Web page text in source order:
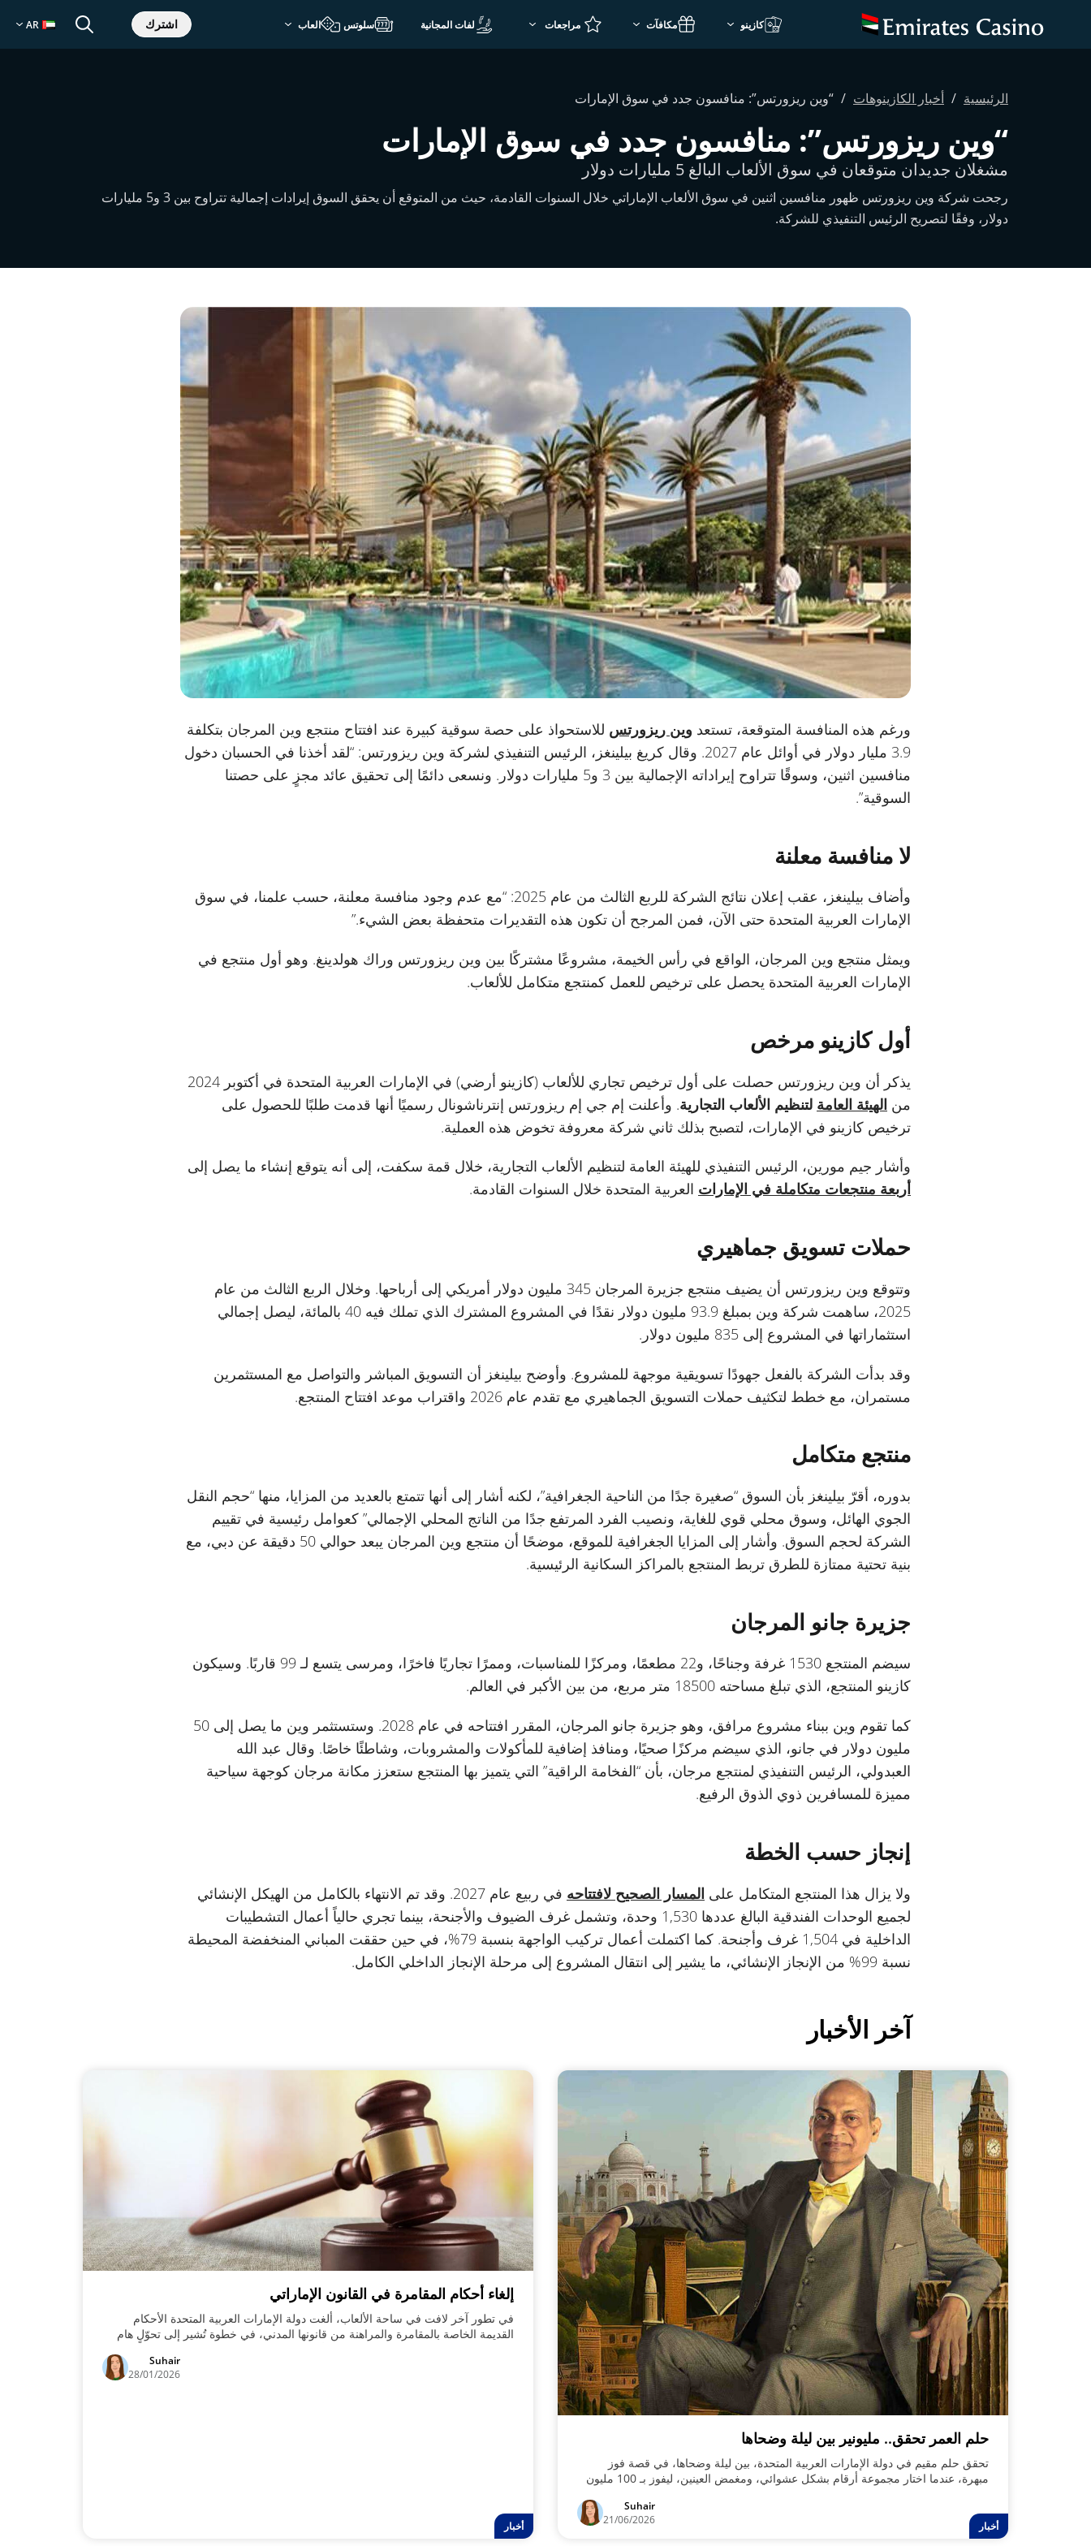
كازينو مكافآت لفات المجانية سلوتس العاب اشترك AR
الرئيسية أخبار الكازينوهات “وين ريزورتس”: منافسون جدد في سوق الإمارات
“وين ريزورتس”: منافسون جدد في سوق الإمارات
مشغلان جديدان متوقعان في سوق الألعاب البالغ 5 مليارات دولار
رجحت شركة وين ريزورتس ظهور منافسين اثنين في سوق الألعاب الإماراتي خلال السنوات القادمة، حيث من المتوقع أن يحقق السوق إيرادات إجمالية تتراوح بين 3 و5 مليارات
دولار، وفقًا لتصريح الرئيس التنفيذي للشركة.
ورغم هذه المنافسة المتوقعة، تستعد وين ريزورتس للاستحواذ على حصة سوقية كبيرة عند افتتاح منتجع وين المرجان بتكلفة
3.9 مليار دولار في أوائل عام 2027. وقال كريغ بيلينغز، الرئيس التنفيذي لشركة وين ريزورتس: “لقد أخذنا في الحسبان دخول
منافسين اثنين، وسوقًا تتراوح إيراداته الإجمالية بين 3 و5 مليارات دولار. ونسعى دائمًا إلى تحقيق عائد مجزٍ على حصتنا
السوقية”.
لا منافسة معلنة
وأضاف بيلينغز، عقب إعلان نتائج الشركة للربع الثالث من عام 2025: “مع عدم وجود منافسة معلنة، حسب علمنا، في سوق
الإمارات العربية المتحدة حتى الآن، فمن المرجح أن تكون هذه التقديرات متحفظة بعض الشيء.”
ويمثل منتجع وين المرجان، الواقع في رأس الخيمة، مشروعًا مشتركًا بين وين ريزورتس وراك هولدينغ. وهو أول منتجع في
الإمارات العربية المتحدة يحصل على ترخيص للعمل كمنتجع متكامل للألعاب.
أول كازينو مرخص
يذكر أن وين ريزورتس حصلت على أول ترخيص تجاري للألعاب (كازينو أرضي) في الإمارات العربية المتحدة في أكتوبر 2024
من الهيئة العامة لتنظيم الألعاب التجارية. وأعلنت إم جي إم ريزورتس إنترناشونال رسميًا أنها قدمت طلبًا للحصول على
ترخيص كازينو في الإمارات، لتصبح بذلك ثاني شركة معروفة تخوض هذه العملية.
وأشار جيم مورين، الرئيس التنفيذي للهيئة العامة لتنظيم الألعاب التجارية، خلال قمة سكفت، إلى أنه يتوقع إنشاء ما يصل إلى
أربعة منتجعات متكاملة في الإمارات العربية المتحدة خلال السنوات القادمة.
حملات تسويق جماهيري
وتتوقع وين ريزورتس أن يضيف منتجع جزيرة المرجان 345 مليون دولار أمريكي إلى أرباحها. وخلال الربع الثالث من عام
2025، ساهمت شركة وين بمبلغ 93.9 مليون دولار نقدًا في المشروع المشترك الذي تملك فيه 40 بالمائة، ليصل إجمالي
استثماراتها في المشروع إلى 835 مليون دولار.
وقد بدأت الشركة بالفعل جهودًا تسويقية موجهة للمشروع. وأوضح بيلينغز أن التسويق المباشر والتواصل مع المستثمرين
مستمران، مع خطط لتكثيف حملات التسويق الجماهيري مع تقدم عام 2026 واقتراب موعد افتتاح المنتجع.
منتجع متكامل
بدوره، أقرّ بيلينغز بأن السوق “صغيرة جدًا من الناحية الجغرافية”، لكنه أشار إلى أنها تتمتع بالعديد من المزايا، منها “حجم النقل
الجوي الهائل، وسوق محلي قوي للغاية، ونصيب الفرد المرتفع جدًا من الناتج المحلي الإجمالي” كعوامل رئيسية في تقييم
الشركة لحجم السوق. وأشار إلى المزايا الجغرافية للموقع، موضحًا أن منتجع وين المرجان يبعد حوالي 50 دقيقة عن دبي، مع
بنية تحتية ممتازة للطرق تربط المنتجع بالمراكز السكانية الرئيسية.
جزيرة جانو المرجان
سيضم المنتجع 1530 غرفة وجناحًا، و22 مطعمًا، ومركزًا للمناسبات، وممرًا تجاريًا فاخرًا، ومرسى يتسع لـ 99 قاربًا. وسيكون
كازينو المنتجع، الذي تبلغ مساحته 18500 متر مربع، من بين الأكبر في العالم.
كما تقوم وين ببناء مشروع مرافق، وهو جزيرة جانو المرجان، المقرر افتتاحه في عام 2028. وستستثمر وين ما يصل إلى 50
مليون دولار في جانو، الذي سيضم مركزًا صحيًا، ومنافذ إضافية للمأكولات والمشروبات، وشاطئًا خاصًا. وقال عبد الله
العبدولي، الرئيس التنفيذي لمنتجع مرجان، بأن “الفخامة الراقية” التي يتميز بها المنتجع ستعزز مكانة مرجان كوجهة سياحية
مميزة للمسافرين ذوي الذوق الرفيع.
إنجاز حسب الخطة
ولا يزال هذا المنتجع المتكامل على المسار الصحيح لافتتاحه
في ربيع عام 2027. وقد تم الانتهاء بالكامل من الهيكل الإنشائي
لجميع الوحدات الفندقية البالغ عددها 1,530 وحدة، وتشمل غرف الضيوف والأجنحة، بينما تجري حالياً أعمال التشطيبات
الداخلية في 1,504 غرف وأجنحة. كما اكتملت أعمال تركيب الواجهة بنسبة 79%، في حين حققت المباني المنخفضة المحيطة
نسبة 99% من الإنجاز الإنشائي، ما يشير إلى انتقال المشروع إلى مرحلة الإنجاز الداخلي الكامل.
آخر الأخبار
حلم العمر تحقق.. مليونير بين ليلة وضحاها
تحقق حلم مقيم في دولة الإمارات العربية المتحدة، بين ليلة وضحاها، في قصة فوز
مبهرة، عندما اختار مجموعة أرقام بشكل عشوائي، ومغمض العينين، ليفوز بـ 100 مليون
Suhair
21/06/2026
أخبار
إلغاء أحكام المقامرة في القانون الإماراتي
في تطور آخر لافت في ساحة الألعاب، ألغت دولة الإمارات العربية المتحدة الأحكام
القديمة الخاصة بالمقامرة والمراهنة من قانونها المدني، في خطوة تُشير إلى تحوّلٍ هام
Suhair
28/01/2026
أخبار